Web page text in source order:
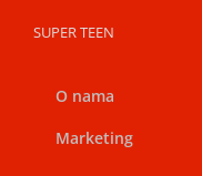
SUPER TEEN
O nama
Marketing